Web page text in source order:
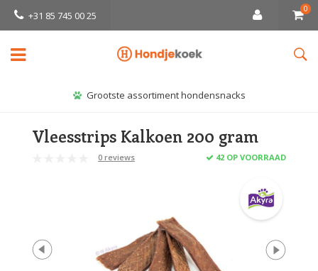
+31 85 745 00 25
0
Grootste assortiment hondensnacks
Vleesstrips Kalkoen 200 gram
0 reviews 42 OP VOORRAAD